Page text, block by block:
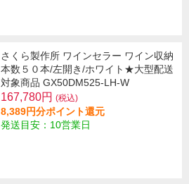
さくら製作所 ワインセラー ワイン収納
本数５０本/左開き/ホワイト★大型配送
対象商品 GX50DM525-LH-W
167,780円 (税込)
8,389円分ポイント還元
発送目安：10営業日